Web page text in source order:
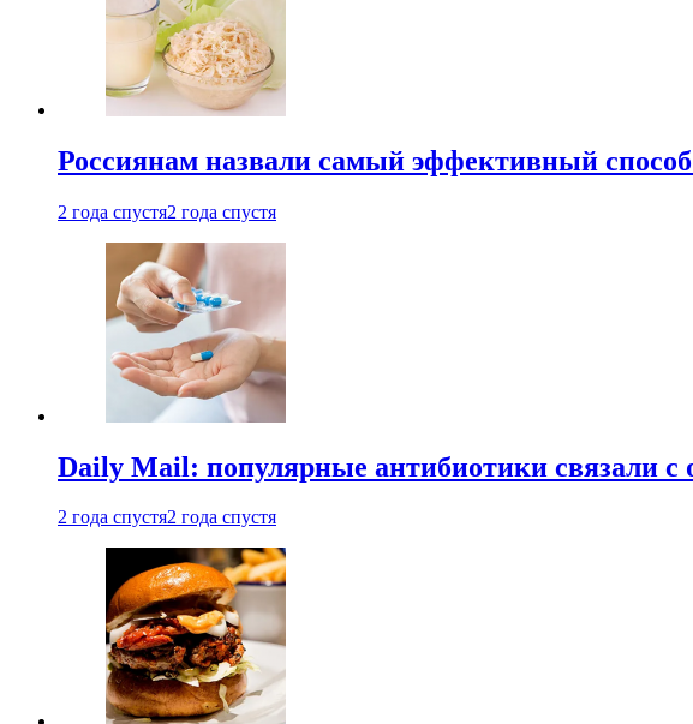
Россиянам назвали самый эффективный способ
2 года спустя2 года спустя
Daily Mail: популярные антибиотики связали
2 года спустя2 года спустя